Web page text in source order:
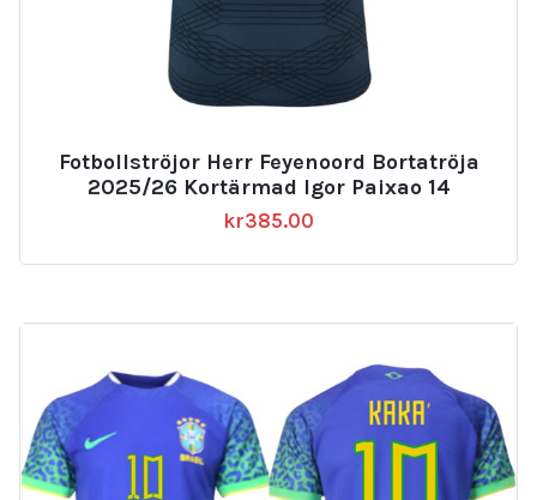
Fotbollströjor Herr Feyenoord Bortatröja
2025/26 Kortärmad Igor Paixao 14
kr385.00